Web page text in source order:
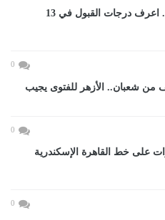
تنسيق الثانوى العام 2027.. اعرف درجات القبول في 13
0
من شعبان.. الأزهر للفتوى يجيب
0
على خط القاهرة الإسكندرية
0